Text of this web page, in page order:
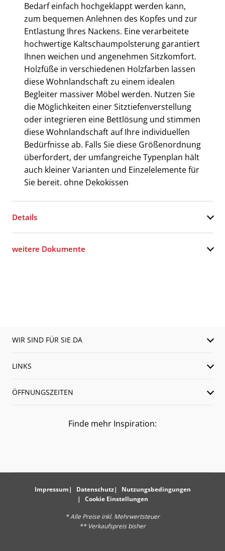
Bedarf einfach hochgeklappt werden kann,
zum bequemen Anlehnen des Kopfes und zur
Entlastung Ihres Nackens. Eine verarbeitete
hochwertige Kaltschaumpolsterung garantiert
Ihnen weichen und angenehmen Sitzkomfort.
Holzfüße in verschiedenen Holzfarben lassen
diese Wohnlandschaft zu einem idealen
Begleiter massiver Möbel werden. Nutzen Sie
die Möglichkeiten einer Sitztiefenverstellung
oder integrieren eine Bettlösung und stimmen
diese Wohnlandschaft auf Ihre individuellen
Bedürfnisse ab. Falls Sie diese Größenordnung
überfordert, der umfangreiche Typenplan hält
auch kleiner Varianten und Einzelelemente für
Sie bereit. ohne Dekokissen
Details
weitere Dokumente
WIR SIND FÜR SIE DA
LINKS
ÖFFNUNGSZEITEN
Finde mehr Inspiration:
Impressum Datenschutz
Nutzungsbedingungen
Cookie Einstellungen
* Alle Preise inkl. Mehrwertsteuer
** Verkaufspreis bisher